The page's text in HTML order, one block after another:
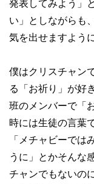
発表してみよう」
い」としながらも
気を出せますよう
僕はクリスチャン
る「お祈り」が好
班のメンバーで「
時には生徒の言葉
「メチャビーでは
うに」とかそんな
チャンでもないの